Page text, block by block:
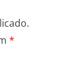
*